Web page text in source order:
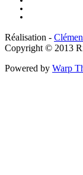
Réalisation -
Copyright © 2013
Powered by Warp